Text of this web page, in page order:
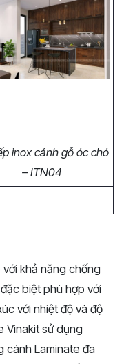
inox cánh gỗ óc chó
– ITN04
khả năng chống
biệt phù hợp với
với nhiệt độ và độ
Vinakit sử dụng
cánh Laminate đa